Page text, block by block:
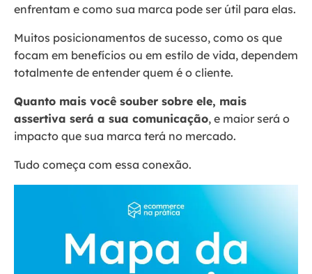
enfrentam e como sua marca pode ser útil para elas.
Muitos posicionamentos de sucesso, como os que
focam em benefícios ou em estilo de vida, dependem
totalmente de entender quem é o cliente.
Quanto mais você souber sobre ele, mais
assertiva será a sua comunicação, e maior será o
impacto que sua marca terá no mercado.
Tudo começa com essa conexão.